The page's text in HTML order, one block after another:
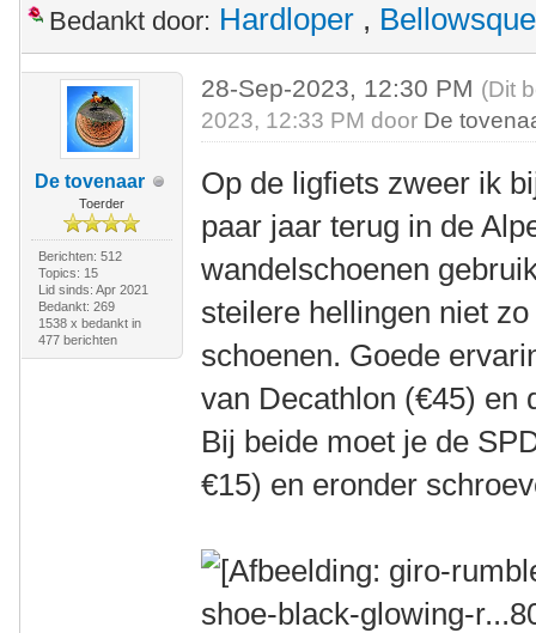
Bedankt door: Hardloper ,
De tovenaar
Toerder
Berichten: 512
Topics: 15
Lid sinds: Apr 2021
Bedankt: 269
1538 x bedankt in
477 berichten
28-Sep-2023, 12:30 PM (Dit
2023, 12:33 PM door De
Op de ligfiets zweer ik
paar jaar terug in de
wandelschoenen
steilere hellingen niet
schoenen. Goede
van Decathlon (€45) en
Bij beide moet je de
€15) en eronder